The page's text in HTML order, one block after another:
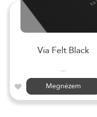
Via Felt Black
...
Megnézem